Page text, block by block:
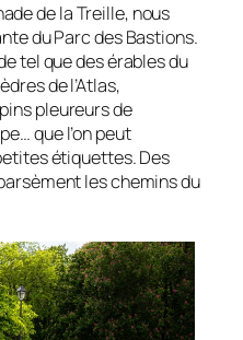
de la Treille, nous
du Parc des Bastions.
tel que des érables du
de l’Atlas,
pleureurs de
que l’on peut
étiquettes. Des
les chemins du